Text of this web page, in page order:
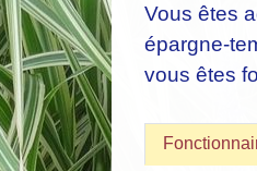
Vous êtes
épargne-
vous êtes